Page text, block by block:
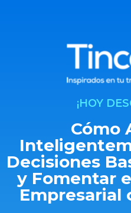
¡HOY
Cómo
Decisiones
y Fomentar
Empresarial